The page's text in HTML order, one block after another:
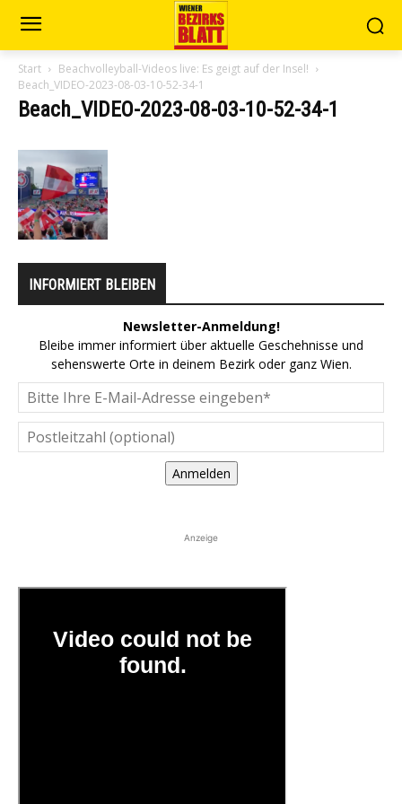
Start
Beachvolleyball-Videos live: Es geigt auf der Insel!
Beach_VIDEO-2023-08-03-10-52-34-1
Beach_VIDEO-2023-08-03-10-52-34-1
INFORMIERT BLEIBEN
Newsletter-Anmeldung!
Bleibe immer informiert über aktuelle Geschehnisse und
sehenswerte Orte in deinem Bezirk oder ganz Wien.
Anmelden
Anzeige